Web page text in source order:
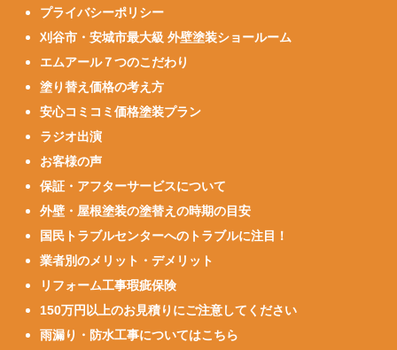
プライバシーポリシー
刈谷市・安城市最大級 外壁塗装ショールーム
エムアール７つのこだわり
塗り替え価格の考え方
安心コミコミ価格塗装プラン
ラジオ出演
お客様の声
保証・アフターサービスについて
外壁・屋根塗装の塗替えの時期の目安
国民トラブルセンターへのトラブルに注目！
業者別のメリット・デメリット
リフォーム工事瑕疵保険
150万円以上のお見積りにご注意してください
雨漏り・防水工事についてはこちら